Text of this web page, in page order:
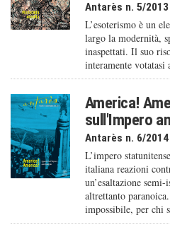
Antarès n. 5/2013
L’esoterismo è un
largo la modernità,
inaspettati. Il suo
interamente
America!
sull'Impero
Antarès n. 6/2014
L’impero
italiana reazioni
un’esaltazione
altrettanto
impossibile, per chi